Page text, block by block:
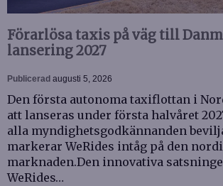
Förarlösa taxis på väg till
lansering 2027
Publicerad augusti 5, 2026
Den första autonoma taxiflottan i
att lanseras under första halvåret
alla myndighetsgodkännanden
markerar WeRides intåg på den
marknaden.Den innovativa
WeRides…